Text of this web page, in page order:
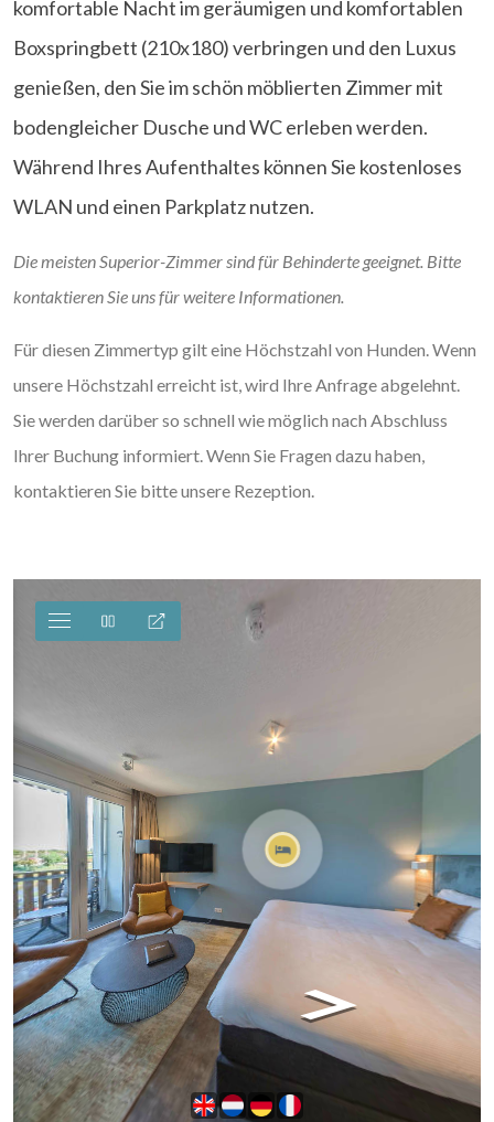
komfortable Nacht im geräumigen und komfortablen
Boxspringbett (210x180) verbringen und den Luxus
genießen, den Sie im schön möblierten Zimmer mit
bodengleicher Dusche und WC erleben werden.
Während Ihres Aufenthaltes können Sie kostenloses
WLAN und einen Parkplatz nutzen.
Die meisten Superior-Zimmer sind für Behinderte geeignet. Bitte
kontaktieren Sie uns für weitere Informationen.
Für diesen Zimmertyp gilt eine Höchstzahl von Hunden. Wenn
unsere Höchstzahl erreicht ist, wird Ihre Anfrage abgelehnt.
Sie werden darüber so schnell wie möglich nach Abschluss
Ihrer Buchung informiert. Wenn Sie Fragen dazu haben,
kontaktieren Sie bitte unsere Rezeption.